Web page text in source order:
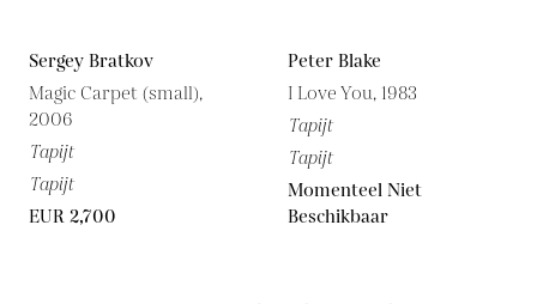
Sergey Bratkov
Magic Carpet (small),
2006
Tapijt
Tapijt
EUR 2,700
Peter Blake
I Love You, 1983
Tapijt
Tapijt
Momenteel Niet
Beschikbaar